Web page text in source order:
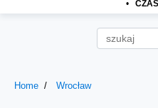
•
Home Wrocław